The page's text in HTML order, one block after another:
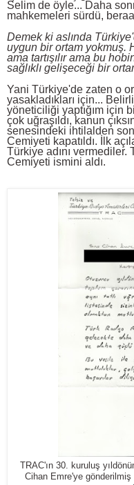
Selim de öyle... Daha
mahkemeleri sürdü,
Demek ki aslında
uygun bir ortam yokmuş.
ama tartışılır ama bu
sağlıklı gelişeceği bir
Yani Türkiye'de zaten o
yasakladıkları için...
yöneticiliği yaptığım için
çok uğraşıldı, kanun
senesindeki ihtilalden
Cemiyeti kapatıldı. İlk
Türkiye adını
Cemiyeti ismini aldı.
TRAC'ın 30. kuruluş
Cihan Emre'ye gönderilmiş